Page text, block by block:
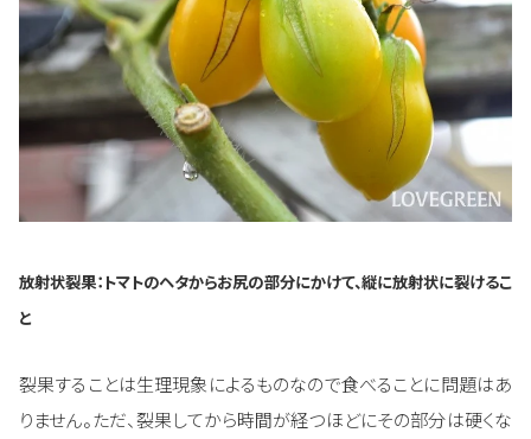
放射状裂果：トマトのヘタからお尻の部分にかけて、縦に放射状に裂けるこ
と
裂果することは生理現象によるものなので食べることに問題はあ
りません。ただ、裂果してから時間が経つほどにその部分は硬くな